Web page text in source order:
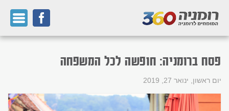
פסח ברומניה: חופשה לכל המשפחה
יום ראשון, ינואר 27, 2019